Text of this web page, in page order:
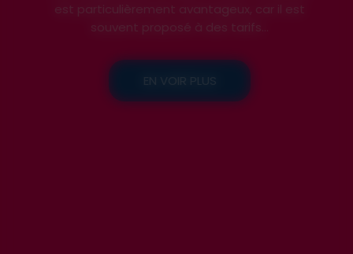
est particulièrement avantageux, car il est
souvent proposé à des tarifs...
EN VOIR PLUS